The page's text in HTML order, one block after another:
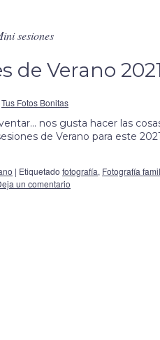
sesiones
de Verano 2021
Tus Fotos Bonitas
nos gusta hacer las
de Verano para este
| Etiquetado fotografía, Fotografía
un comentario